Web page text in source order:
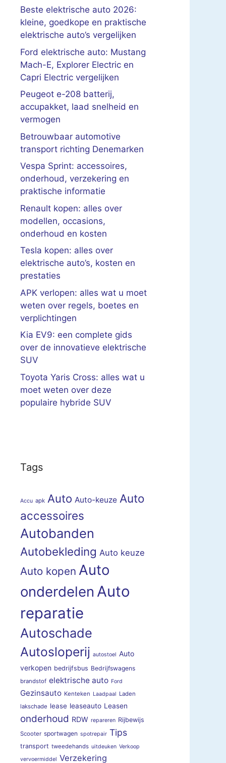
Beste elektrische auto 2026:
kleine, goedkope en praktische
elektrische auto’s vergelijken
Ford elektrische auto: Mustang
Mach-E, Explorer Electric en
Capri Electric vergelijken
Peugeot e-208 batterij,
accupakket, laad snelheid en
vermogen
Betrouwbaar automotive
transport richting Denemarken
Vespa Sprint: accessoires,
onderhoud, verzekering en
praktische informatie
Renault kopen: alles over
modellen, occasions,
onderhoud en kosten
Tesla kopen: alles over
elektrische auto’s, kosten en
prestaties
APK verlopen: alles wat u moet
weten over regels, boetes en
verplichtingen
Kia EV9: een complete gids
over de innovatieve elektrische
SUV
Toyota Yaris Cross: alles wat u
moet weten over deze
populaire hybride SUV
Tags
Accu apk Auto Auto-keuze Auto
accessoires
Autobanden
Autobekleding Auto keuze
Auto kopen Auto
onderdelen Auto
reparatie
Autoschade
Autosloperij autostoel Auto
verkopen bedrijfsbus Bedrijfswagens
brandstof elektrische auto Ford
Gezinsauto Kenteken Laadpaal Laden
lakschade lease leaseauto Leasen
onderhoud RDW repareren Rijbewijs
Scooter sportwagen spotrepair Tips
transport tweedehands uitdeuken Verkoop
vervoermiddel Verzekering